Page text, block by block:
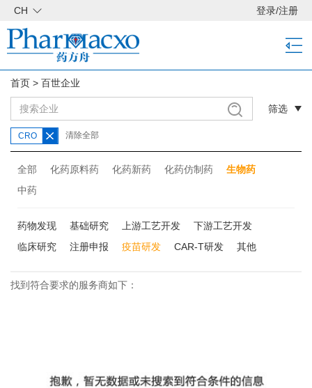
CH 登录/注册
首页 > 百世企业
筛选
CRO 清除全部
全部 化药原料药 化药新药 化药仿制药
生物药
中药
药物发现 基础研究 上游工艺开发
下游工艺开发
临床研究
注册申报 疫苗研发 CAR-T研发 其他
找到符合要求的服务商如下：